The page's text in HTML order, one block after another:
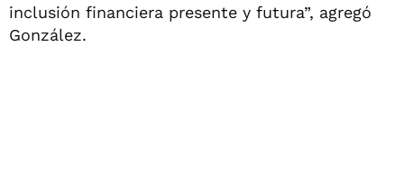
inclusión financiera presente y futura”, agregó
González.